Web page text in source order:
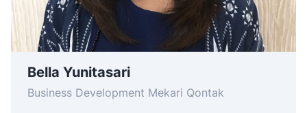
Bella Yunitasari
Business Development Mekari Qontak